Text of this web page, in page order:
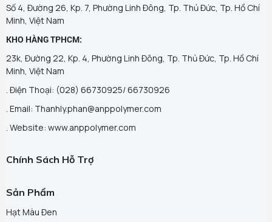
Số 4, Đường 26, Kp. 7, Phường Linh Đông, Tp. Thủ Đức, Tp. Hồ Chí
Minh, Việt Nam
KHO HÀNG TPHCM:
23k, Đường 22, Kp. 4, Phường Linh Đông, Tp. Thủ Đức, Tp. Hồ Chí
Minh, Việt Nam
. Điện Thoại: (028) 66730925/ 66730926
. Email: Thanhly.phan@anppolymer.com
. Website: www.anppolymer.com
Chính Sách Hỗ Trợ
Sản Phẩm
Hạt Màu Đen